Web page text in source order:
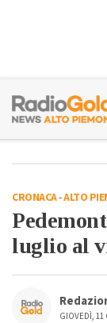
CRONACA-ALTO
luglio al
GIOVEDÌ, 11